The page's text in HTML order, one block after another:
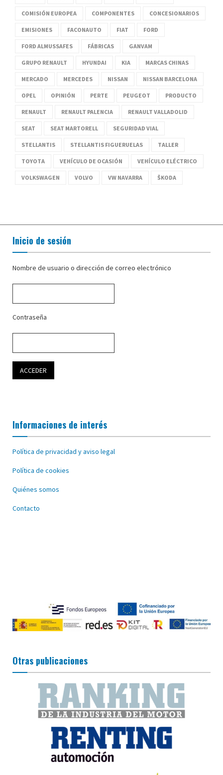
COMISIÓN EUROPEA COMPONENTES CONCESIONARIOS
EMISIONES FACONAUTO FIAT FORD
FORD ALMUSSAFES FÁBRICAS GANVAM
GRUPO RENAULT HYUNDAI KIA MARCAS CHINAS
MERCADO MERCEDES NISSAN NISSAN BARCELONA
OPEL OPINIÓN PERTE PEUGEOT PRODUCTO
RENAULT RENAULT PALENCIA RENAULT VALLADOLID
SEAT SEAT MARTORELL SEGURIDAD VIAL
STELLANTIS STELLANTIS FIGUERUELAS TALLER
TOYOTA VEHÍCULO DE OCASIÓN VEHÍCULO ELÉCTRICO
VOLKSWAGEN VOLVO VW NAVARRA ŠKODA
Inicio de sesión
Nombre de usuario o dirección de correo electrónico
Contraseña
Informaciones de interés
Política de privacidad y aviso legal
Política de cookies
Quiénes somos
Contacto
Otras publicaciones